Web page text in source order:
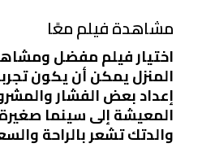
مشاهدة فيلم معًا
اختيار فيلم مفضل
المنزل يمكن أن يكون
إعداد بعض الفشار
المعيشة إلى سينما
والدتك تشعر بالراحة